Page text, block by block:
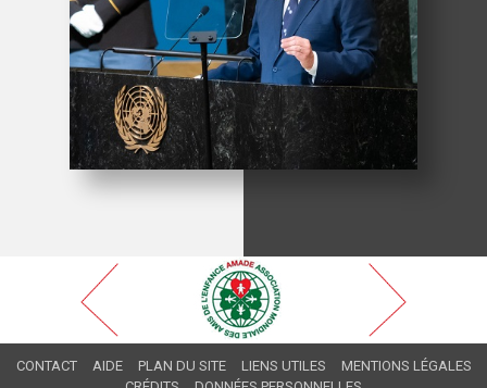
CONTACT AIDE PLAN DU SITE LIENS UTILES
MENTIONS LÉGALES